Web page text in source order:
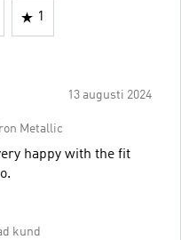
1
13 augusti 2024
Metallic
happy with the fit
kund